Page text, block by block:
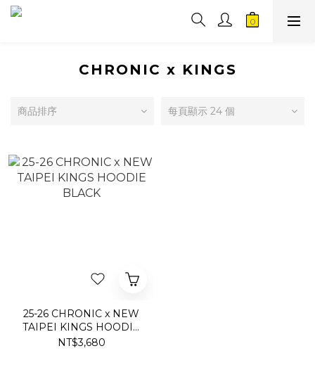
CHRONIC x KINGS
商品排序 每頁顯示 24 個
25-26 CHRONIC x NEW
TAIPEI KINGS HOODIE
BLACK
NT$3,680